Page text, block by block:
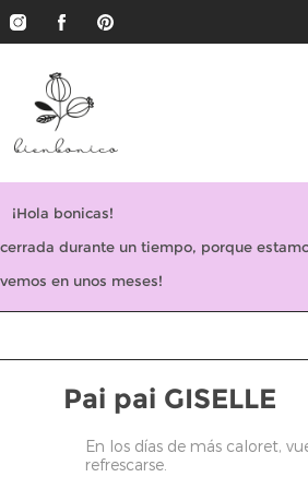
¡Hola bonicas!
durante un tiempo, porque
vemos en unos meses!
Pai pai GISELLE
En los días de más caloret,
refrescarse.